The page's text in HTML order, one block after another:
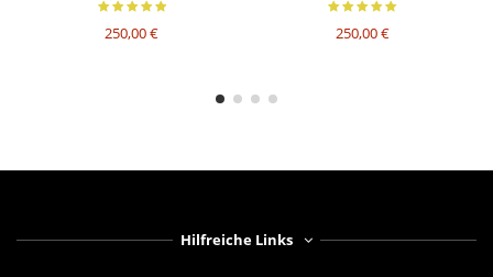
250,00 € 250,00 €
Hilfreiche Links